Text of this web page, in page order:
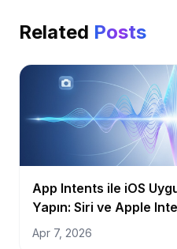
Related Posts
App Intents ile iOS
Yapın: Siri ve Apple
Apr 7, 2026